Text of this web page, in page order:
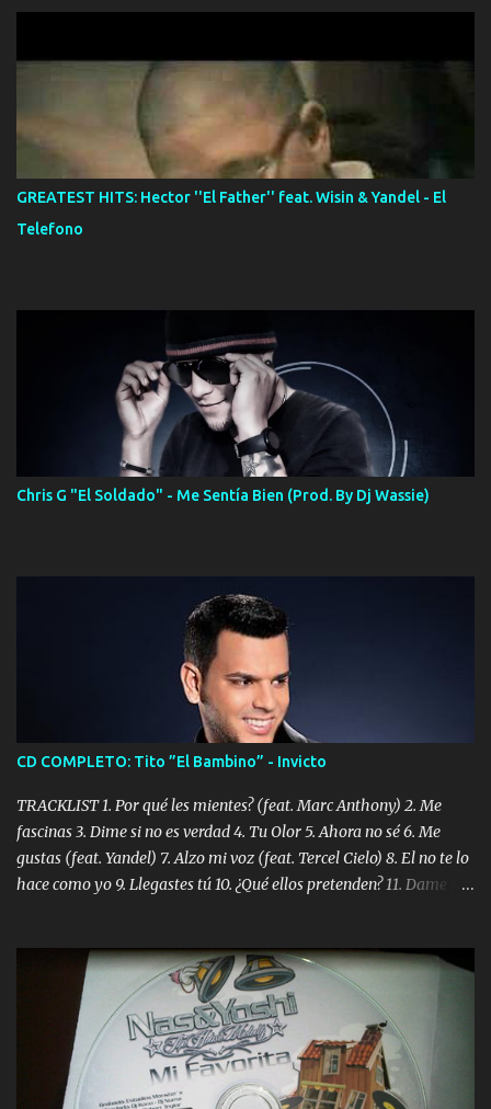
GREATEST HITS: Hector ''El Father'' feat. Wisin & Yandel - El
Telefono
Chris G "El Soldado" - Me Sentía Bien (Prod. By Dj Wassie)
CD COMPLETO: Tito ”El Bambino” - Invicto
TRACKLIST 1. Por qué les mientes? (feat. Marc Anthony) 2. Me
fascinas 3. Dime si no es verdad 4. Tu Olor 5. Ahora no sé 6. Me
gustas (feat. Yandel) 7. Alzo mi voz (feat. Tercel Cielo) 8. El no te lo
hace como yo 9. Llegastes tú 10. ¿Qué ellos pretenden? 11. Dame la
Digital Booklet – Invicto ----------------------------- Nota:
Album proposto al massimo della qualità in formato iTunes Plus
AAC M4A; comprato su iTunes e a disposizione vostra per il
download. REGGAETON ITALIA Nosotros Somos Los Del
Momento!